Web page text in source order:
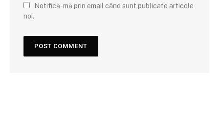
Notifică-mă prin email când sunt publicate articole
noi.